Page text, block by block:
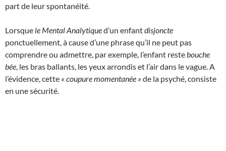
part de leur spontanéité.
Lorsque le Mental Analytiqued’un enfantdisjoncte
ponctuellement, à cause d’une phrase qu’il ne peut pas
comprendre ou admettre, par exemple, l’enfant reste bouche
bée , les bras ballants, les yeux arrondis et l’air dans le vague. A
l’évidence, cette « coupure momentanée » de la psyché, consiste
en une sécurité.